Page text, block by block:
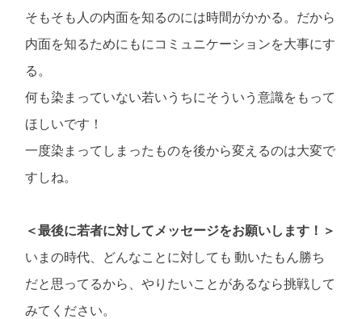
そもそも人の内面を知るのには時間がかかる。だから
内面を知るためにもにコミュニケーションを大事にす
る。
何も染まっていない若いうちにそういう意識をもって
ほしいです！
一度染まってしまったものを後から変えるのは大変で
すしね。
＜最後に若者に対してメッセージをお願いします！＞
いまの時代、どんなことに対しても 動いたもん勝ち
だと思ってるから、やりたいことがあるなら挑戦して
みてください。